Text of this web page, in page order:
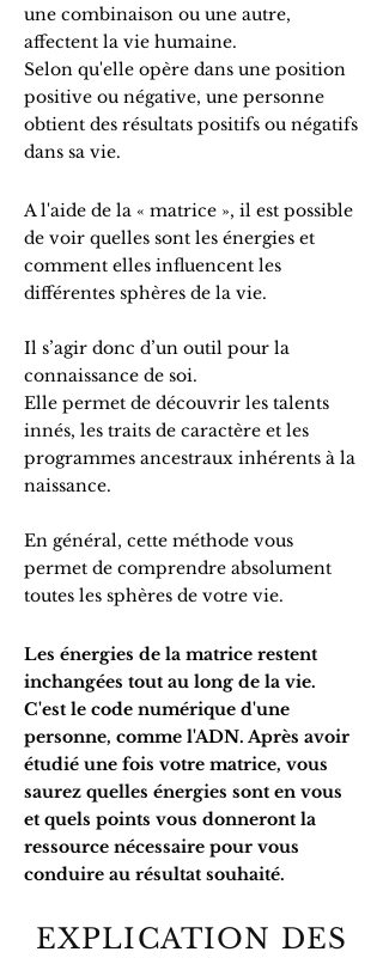
une combinaison ou une autre,
affectent la vie humaine.
Selon qu'elle opère dans une position
positive ou négative, une personne
obtient des résultats positifs ou négatifs
dans sa vie.
A l'aide de la « matrice », il est possible
de voir quelles sont les énergies et
comment elles influencent les
différentes sphères de la vie.
Il s’agir donc d’un outil pour la
connaissance de soi.
Elle permet de découvrir les talents
innés, les traits de caractère et les
programmes ancestraux inhérents à la
naissance.
En général, cette méthode vous
permet de comprendre absolument
toutes les sphères de votre vie.
Les énergies de la matrice restent
inchangées tout au long de la vie.
C'est le code numérique d'une
personne, comme l'ADN. Après avoir
étudié une fois votre matrice, vous
saurez quelles énergies sont en vous
et quels points vous donneront la
ressource nécessaire pour vous
conduire au résultat souhaité.
EXPLICATION DES